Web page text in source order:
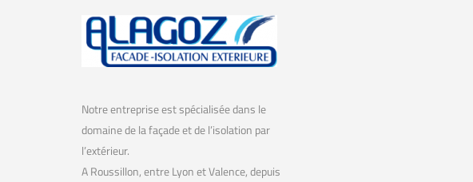
Notre entreprise est spécialisée dans le
domaine de la façade et de l’isolation par
l’extérieur.
A Roussillon, entre Lyon et Valence, depuis